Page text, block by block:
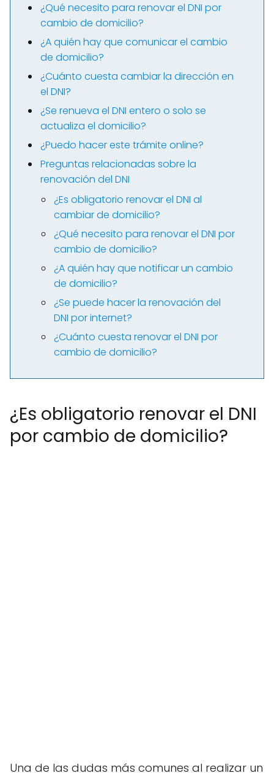
¿Qué necesito para renovar el DNI por
cambio de domicilio?
¿A quién hay que comunicar el cambio
de domicilio?
¿Cuánto cuesta cambiar la dirección en
el DNI?
¿Se renueva el DNI entero o solo se
actualiza el domicilio?
¿Puedo hacer este trámite online?
Preguntas relacionadas sobre la
renovación del DNI
¿Es obligatorio renovar el DNI al
cambiar de domicilio?
¿Qué necesito para renovar el DNI por
cambio de domicilio?
¿A quién hay que notificar un cambio
de domicilio?
¿Se puede hacer la renovación del
DNI por internet?
¿Cuánto cuesta renovar el DNI por
cambio de domicilio?
¿Es obligatorio renovar el DNI
por cambio de domicilio?
Una de las dudas más comunes al realizar un